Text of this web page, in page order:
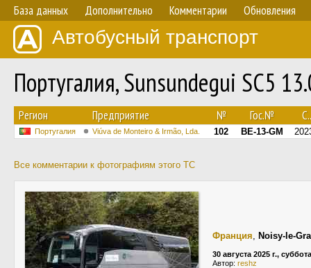
База данных Дополнительно Комментарии Обновления
Автобусный транспорт
Португалия, Sunsundegui SC5
Регион Предприятие № Гос.№
Португалия Viúva de Monteiro & Irmão, Lda. 102 BE-13-GM
Все комментарии к фотографиям этого ТС
Франция, Noisy-le-
30 августа 2025 г., суббота
Автор: reshz